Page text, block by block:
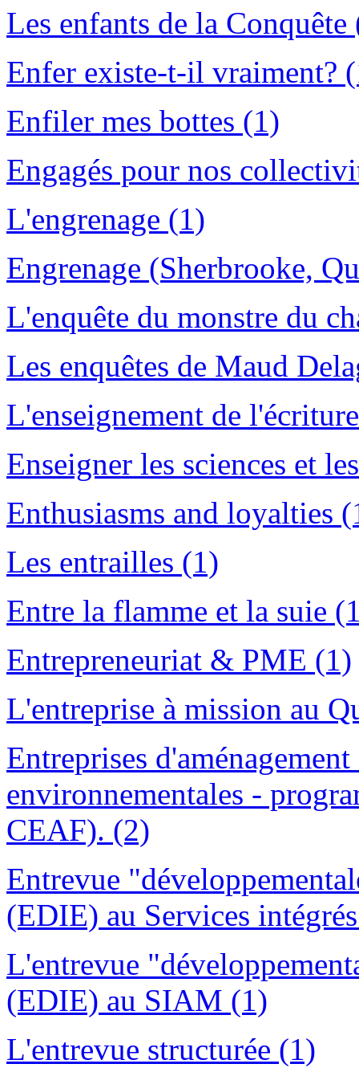
Les enfants de la Conquête
Enfer existe-t-il vraiment?
Enfiler mes bottes (1)
Engagés pour nos
L'engrenage (1)
Engrenage (Sherbrooke,
L'enquête du monstre du
Les enquêtes de Maud
L'enseignement de
Enseigner les sciences et
Enthusiasms and loyalties
Les entrailles (1)
Entre la flamme et la suie
Entrepreneuriat & PME (1)
L'entreprise à mission au
Entreprises
environnementales -
CEAF). (2)
Entrevue
(EDIE) au Services
L'entrevue
(EDIE) au SIAM (1)
L'entrevue structurée (1)